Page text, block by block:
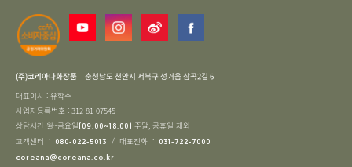
(주)코리아나화장품
충청남도 천안시 서북구 성거읍 삼곡2길 6
대표이사 : 유학수
사업자등록번호 : 312-81-07545
상담시간 월~금요일
(09:00~18:00)
주말, 공휴일 제외
고객센터 :
080-022-5013 / 대표전화 : 031-722-7000
coreana@coreana.co.kr